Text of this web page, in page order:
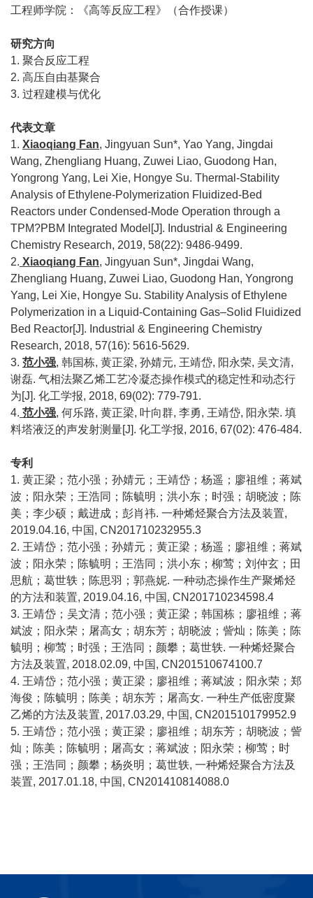
工程师学院：《高等反应工程》（合作授课）
研究方向
1. 聚合反应工程
2. 高压自由基聚合
3. 过程建模与优化
代表文章
1. Xiaoqiang Fan, Jingyuan Sun*, Yao Yang, Jingdai
Wang, Zhengliang Huang, Zuwei Liao, Guodong Han,
Yongrong Yang, Lei Xie, Hongye Su. Thermal-Stability
Analysis of Ethylene-Polymerization Fluidized-Bed
Reactors under Condensed-Mode Operation through a
TPM?PBM Integrated Model[J]. Industrial & Engineering
Chemistry Research, 2019, 58(22): 9486-9499.
2. Xiaoqiang Fan, Jingyuan Sun*, Jingdai Wang,
Zhengliang Huang, Zuwei Liao, Guodong Han, Yongrong
Yang, Lei Xie, Hongye Su. Stability Analysis of Ethylene
Polymerization in a Liquid-Containing Gas–Solid Fluidized
Bed Reactor[J]. Industrial & Engineering Chemistry
Research, 2018, 57(16): 5616-5629.
3. 范小强, 韩国栋, 黄正梁, 孙婧元, 王靖岱, 阳永荣, 吴文清,
谢磊. 气相法聚乙烯工艺冷凝态操作模式的稳定性和动态行
为[J]. 化工学报, 2018, 69(02): 779-791.
4. 范小强, 何乐路, 黄正梁, 叶向群, 李勇, 王靖岱, 阳永荣. 填
料塔液泛的声发射测量[J]. 化工学报, 2016, 67(02): 476-484.
专利
1. 黄正梁；范小强；孙婧元；王靖岱；杨遥；廖祖维；蒋斌
波；阳永荣；王浩同；陈毓明；洪小东；时强；胡晓波；陈
美；李少硕；戴进成；彭肖祎. 一种烯烃聚合方法及装置,
2019.04.16, 中国, CN201710232955.3
2. 王靖岱；范小强；孙婧元；黄正梁；杨遥；廖祖维；蒋斌
波；阳永荣；陈毓明；王浩同；洪小东；柳莺；刘仲玄；田
思航；葛世轶；陈思羽；郭燕妮. 一种动态操作生产聚烯烃
的方法和装置, 2019.04.16, 中国, CN201710234598.4
3. 王靖岱；吴文清；范小强；黄正梁；韩国栋；廖祖维；蒋
斌波；阳永荣；屠高女；胡东芳；胡晓波；訾灿；陈美；陈
毓明；柳莺；时强；王浩同；颜攀；葛世轶. 一种烯烃聚合
方法及装置, 2018.02.09, 中国, CN201510674100.7
4. 王靖岱；范小强；黄正梁；廖祖维；蒋斌波；阳永荣；郑
海俊；陈毓明；陈美；胡东芳；屠高女. 一种生产低密度聚
乙烯的方法及装置, 2017.03.29, 中国, CN201510179952.9
5. 王靖岱；范小强；黄正梁；廖祖维；胡东芳；胡晓波；訾
灿；陈美；陈毓明；屠高女；蒋斌波；阳永荣；柳莺；时
强；王浩同；颜攀；杨炎明；葛世轶, 一种烯烃聚合方法及
装置, 2017.01.18, 中国, CN201410814088.0